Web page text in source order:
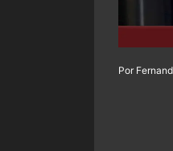
Por